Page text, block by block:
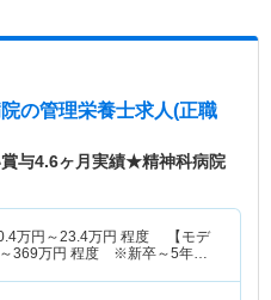
の管理栄養士求人(正職
賞与4.6ヶ月実績★精神科病院
万円～23.4万円 程度 【モデ
369万円 程度 ※新卒～5年目